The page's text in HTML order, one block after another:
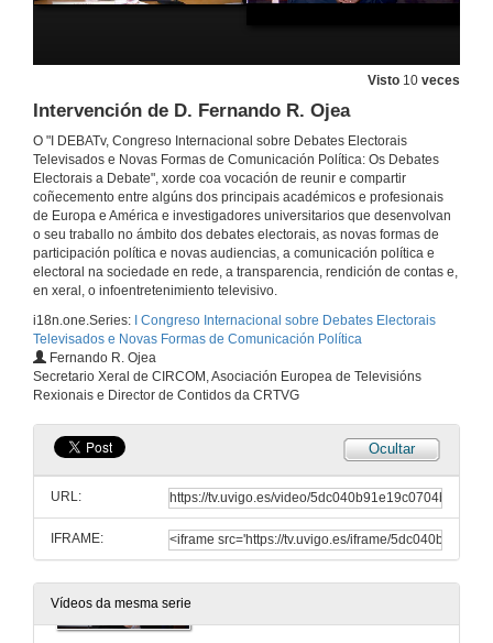
Visto 10 veces
Intervención de D. Fernando R. Ojea
O "I DEBATv, Congreso Internacional sobre Debates Electorais
Televisados e Novas Formas de Comunicación Política: Os Debates
Electorais a Debate", xorde coa vocación de reunir e compartir
coñecemento entre algúns dos principais académicos e profesionais
de Europa e América e investigadores universitarios que desenvolvan
o seu traballo no ámbito dos debates electorais, as novas formas de
participación política e novas audiencias, a comunicación política e
electoral na sociedade en rede, a transparencia, rendición de contas e,
en xeral, o infoentretenimiento televisivo.
i18n.one.Series:
I Congreso Internacional sobre Debates Electorais
Televisados e Novas Formas de Comunicación Política
Fernando R. Ojea
Secretario Xeral de CIRCOM, Asociación Europea de Televisións
Rexionais e Director de Contidos da CRTVG
Ocultar
URL:
IFRAME:
Vídeos da mesma serie
1 de out. de 2019
Presentación de D. José Manuel Pérez Tornero
1 de out. de 2019
Televisión, Campañas Electorais e Servizo Público
Conferencia
1 de out. de 2019
Rolda de preguntas. Televisión, Campañas Electorais e Servizo Público
1 de out. de 2019
Intervención de D. Andrés Armas Portela
1 de out. de 2019
Intervención de D. David Bassa i Cabanas